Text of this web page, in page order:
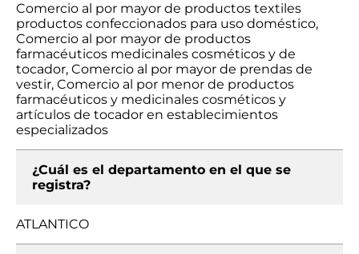
Comercio al por mayor de productos textiles
productos confeccionados para uso doméstico,
Comercio al por mayor de productos
farmacéuticos medicinales cosméticos y de
tocador, Comercio al por mayor de prendas de
vestir, Comercio al por menor de productos
farmacéuticos y medicinales cosméticos y
artículos de tocador en establecimientos
especializados
¿Cuál es el departamento en el que se
registra?
ATLANTICO